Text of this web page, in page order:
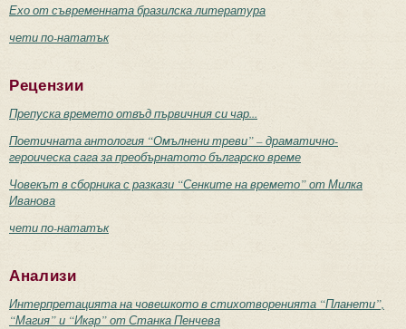
Ехо от съвременната бразилска литература
чети по-нататък
Рецензии
Препуска времето отвъд първичния си чар...
Поетичната антология “Омълнени треви” – драматично-
героическа сага за преобърнатото българско време
Човекът в сборника с разкази “Сенките на времето” от Милка
Иванова
чети по-нататък
Анализи
Интерпретацията на човешкото в стихотворенията “Планети”,
“Магия” и “Икар” от Станка Пенчева